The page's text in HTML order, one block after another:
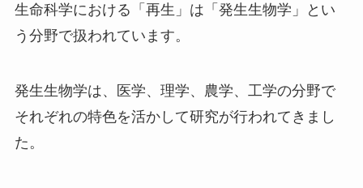
生命科学における「再生」は「発生生物学」とい
う分野で扱われています。
発生生物学は、医学、理学、農学、工学の分野で
それぞれの特色を活かして研究が行われてきまし
た。